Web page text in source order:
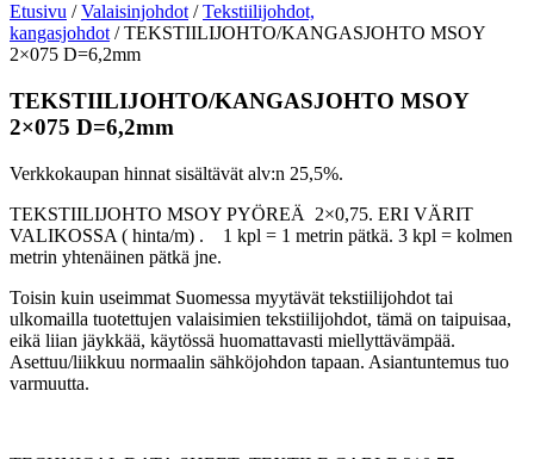
Etusivu /Valaisinjohdot /Tekstiilijohdot,
kangasjohdot / TEKSTIILIJOHTO/KANGASJOHTO MSOY
2×075 D=6,2mm
TEKSTIILIJOHTO/KANGASJOHTO MSOY
2×075 D=6,2mm
Verkkokaupan hinnat sisältävät alv:n 25,5%.
TEKSTIILIJOHTO MSOY PYÖREÄ
2×0,75. ERI VÄRIT
VALIKOSSA ( hinta/m) . 1 kpl = 1 metrin pätkä. 3 kpl = kolmen
metrin yhtenäinen pätkä jne.
Toisin kuin useimmat Suomessa myytävät tekstiilijohdot tai
ulkomailla tuotettujen valaisimien tekstiilijohdot, tämä on taipuisaa,
eikä liian jäykkää, käytössä huomattavasti miellyttävämpää.
Asettuu/liikkuu normaalin sähköjohdon tapaan. Asiantuntemus tuo
varmuutta.